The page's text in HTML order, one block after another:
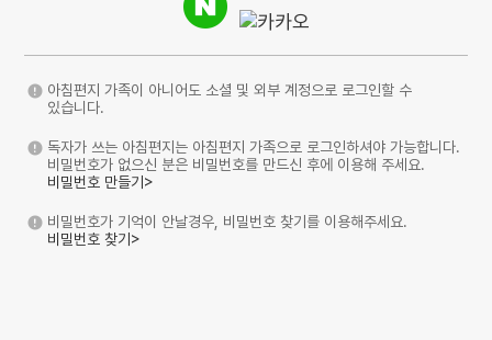
아침편지 가족이 아니어도 소셜 및 외부 계정으로 로그인할 수
있습니다.
독자가 쓰는 아침편지는 아침편지 가족으로 로그인하셔야 가능합니다.
비밀번호가 없으신 분은 비밀번호를 만드신 후에 이용해 주세요.
비밀번호 만들기>
비밀번호가 기억이 안날경우, 비밀번호 찾기를 이용해주세요.
비밀번호 찾기>